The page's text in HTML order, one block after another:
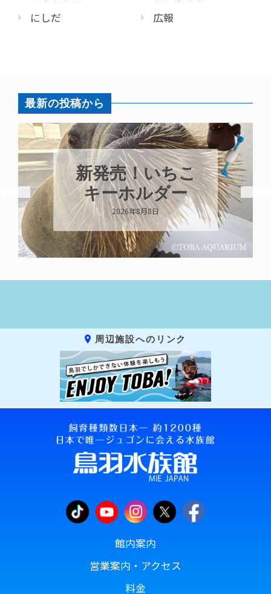
にしだ
広報
最新の投稿から
パラオオウム
ガイが交接して
います
2026年8月7日
周辺施設へのリンク
館内案内
営業案内・アクセス
料金